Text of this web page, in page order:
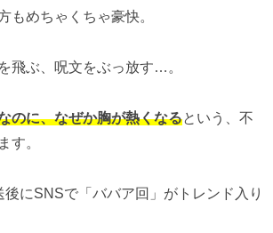
もめちゃくちゃ豪快。
飛ぶ、呪文をぶっ放す…。
のに、なぜか胸が熱くなるという、不
す。
後にSNSで「ババア回」がトレンド入り